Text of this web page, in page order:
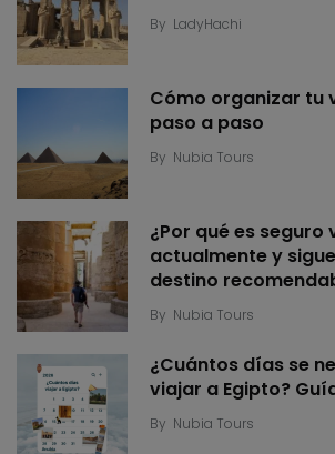
By LadyHachi
Cómo organizar tu
paso a paso
By Nubia Tours
¿Por qué es seguro
actualmente y
destino
By Nubia Tours
¿Cuántos días se
viajar a Egipto?
By Nubia Tours